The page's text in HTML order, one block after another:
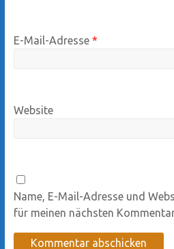
E-Mail-Adresse *
Website
Name, E-Mail-Adresse und
für meinen nächsten